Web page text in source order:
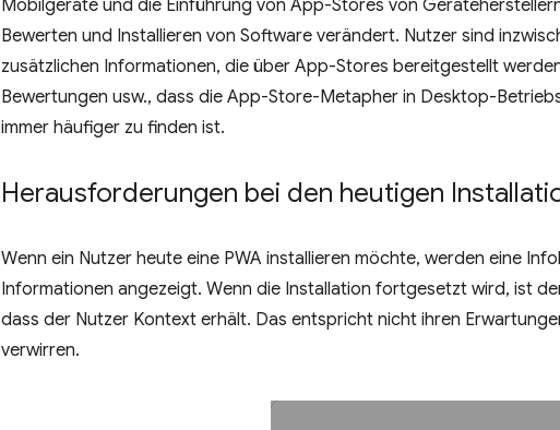
Mobilgeräte und die Einführung von App-Stores von
Bewerten und Installieren von Software verändert. Nutzer sind
zusätzlichen Informationen, die über App-Stores bereitgestellt
Bewertungen usw., dass die App-Store-Metapher in Desktop-
immer häufiger zu finden ist.
Herausforderungen bei den heutigen
Wenn ein Nutzer heute eine PWA installieren möchte, werden eine
Informationen angezeigt. Wenn die Installation fortgesetzt wird, ist
dass der Nutzer Kontext erhält. Das entspricht nicht ihren
verwirren.